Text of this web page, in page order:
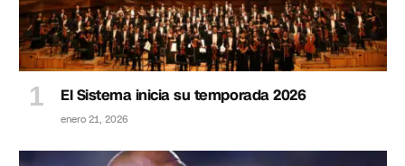
El Sistema inicia su temporada 2026
enero 21, 2026